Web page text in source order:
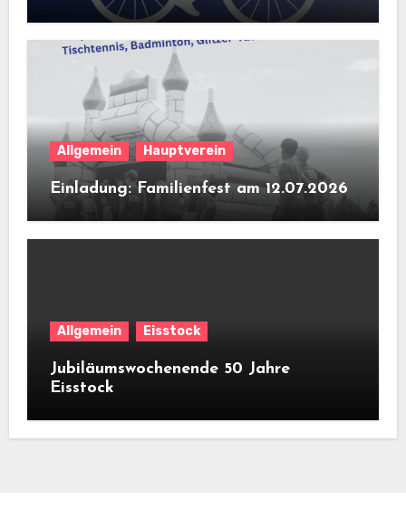
Allgemein Hauptverein
Einladung: Familienfest am 12.07.2026
Allgemein Eisstock
Jubiläumswochenende 50 Jahre
Eisstock